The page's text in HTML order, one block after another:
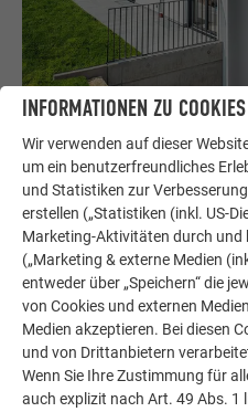
Ihr Haus im PREFA-Look
Wir zeigen Ihnen anhand
Haus mit einem PREFA Dach
aussieht.
ZUM FOTOSERVICE
INFORMATIONEN ZU
Wir verwenden auf dieser
um ein benutzerfreundliches
und Statistiken zur
erstellen („Statistiken (inkl. US-
Marketing-Aktivitäten durch und
(„Marketing & externe Medien
entweder über „Speichern“ die
von Cookies und externen
Medien akzeptieren. Bei diesen
und von Drittanbietern
Wenn Sie Ihre Zustimmung für
auch explizit nach Art. 49 Abs. 1